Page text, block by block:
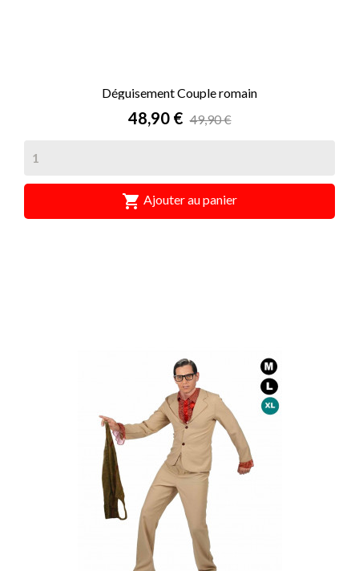
Déguisement Couple romain
Prix
48,90 € 49,90 €
 Ajouter au panier